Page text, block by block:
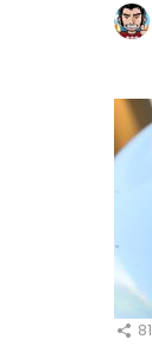
81